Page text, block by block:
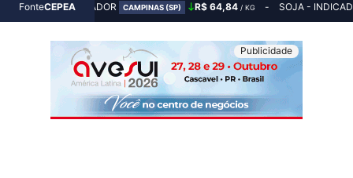
FonteCEPEA
MILHO - INDICADOR CAMPINAS (SP) R$ 64,84 / KG SOJA -